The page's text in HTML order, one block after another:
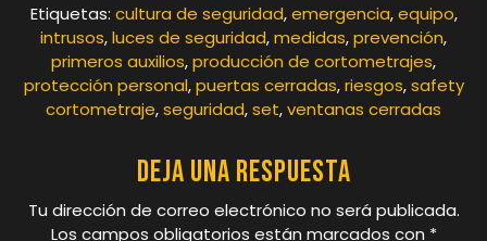
Etiquetas: cultura de seguridad,emergencia,equipo,
intrusos,luces de seguridad,medidas,prevención,
primeros auxilios,producción de cortometrajes,
protección personal,puertas cerradas,riesgos,safety
cortometraje,seguridad,set,ventanas cerradas
Deja una respuesta
Tu dirección de correo electrónico no será publicada.
Los campos obligatorios están marcados con *